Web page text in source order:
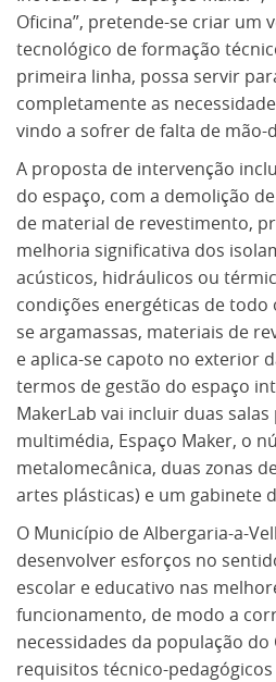
Oficina”, pretende-se criar um
tecnológico de formação
primeira linha, possa servir
completamente as
vindo a sofrer de falta de mão-
A proposta de intervenção
do espaço, com a demolição
de material de revestimento,
melhoria significativa dos
acústicos, hidráulicos ou
condições energéticas de
se argamassas, materiais de
e aplica-se capoto no exterior
termos de gestão do espaço
MakerLab vai incluir duas
multimédia, Espaço Maker, o
metalomecânica, duas zonas
artes plásticas) e um gabinete
O Município de Albergaria-a-
desenvolver esforços no
escolar e educativo nas
funcionamento, de modo a
necessidades da população do
requisitos técnico-